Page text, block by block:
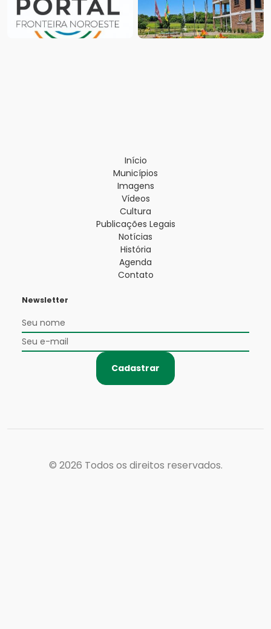
Início
Municípios
Imagens
Vídeos
Cultura
Publicações Legais
Notícias
História
Agenda
Contato
Newsletter
Cadastrar
© 2026 Todos os direitos reservados.